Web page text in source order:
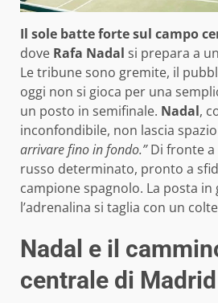
Il sole batte forte sul campo
dove Rafa Nadal si prepara a
Le tribune sono gremite, il
oggi non si gioca per una
un posto in semifinale. Nadal,
inconfondibile, non lascia
arrivare fino in fondo.”Di fronte a
russo determinato, pronto a
campione spagnolo. La posta in
l’adrenalina si taglia con un
Nadal e il
centrale di Madrid